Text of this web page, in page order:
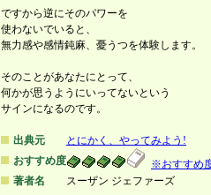
ですから逆にそのパワーを
使わないでいると、
無力感や感情鈍麻、憂うつを体験します。
そのことがあなたにとって、
何かが思うようにいってないという
サインになるのです。
出典元
とにかく、やってみよう!
おすすめ度
※おすすめ
著者名
スーザン ジェファーズ